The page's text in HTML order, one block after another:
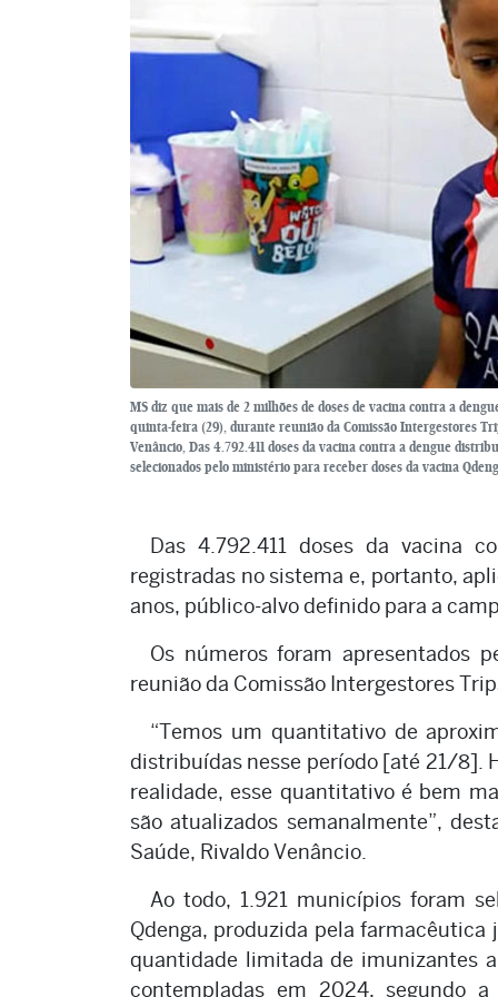
MS diz que mais de 2 milhões de doses de vacina contra a
quinta-feira (29), durante reunião da Comissão Intergestores
Venâncio, Das 4.792.411 doses da vacina contra a dengue
selecionados pelo ministério para receber doses da vacina
Das 4.792.411 doses da vacina
registradas no sistema e, portanto,
anos, público-alvo definido para a
Os números foram apresentados
reunião da Comissão Intergestores
“Temos um quantitativo de
distribuídas nesse período [até 21/8].
realidade, esse quantitativo é bem
são atualizados semanalmente”,
Saúde, Rivaldo Venâncio.
Ao todo, 1.921 municípios foram
Qdenga, produzida pela farmacêutica
quantidade limitada de imunizantes
contempladas em 2024, segundo